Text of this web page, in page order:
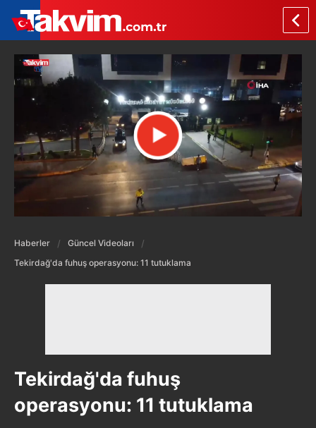
Haberler
Güncel Videoları
Tekirdağ'da fuhuş operasyonu: 11 tutuklama
Tekirdağ'da fuhuş
operasyonu: 11 tutuklama